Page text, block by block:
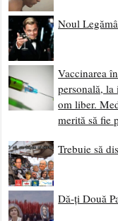
Noul
Vaccinarea
personală,
om liber.
merită să fie
Trebuie să
Dă-ți Două